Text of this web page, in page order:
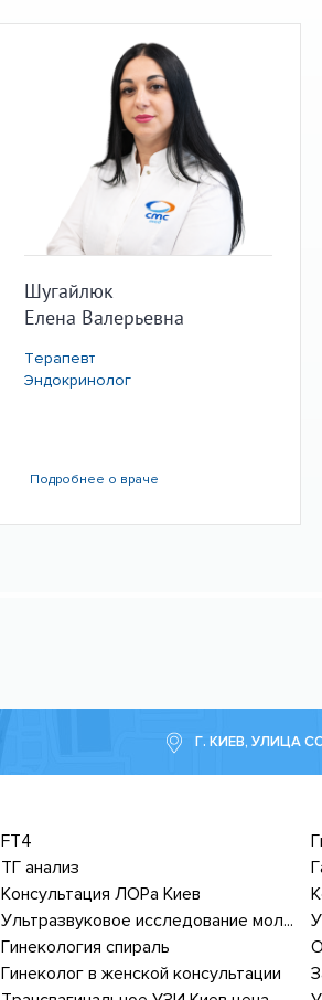
Шугайлюк
Елена Валерьевна
Терапевт
Эндокринолог
Подробнее о враче
Г. КИЕВ, УЛИЦА
FT4
ТГ анализ
Консультация ЛОРа Киев
Ультразвуковое исследование молочных желез цена
Гинекология спираль
Гинеколог в женской консультации